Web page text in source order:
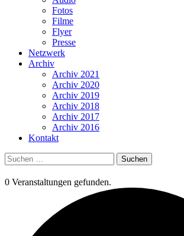
Fotos
Filme
Flyer
Presse
Netzwerk
Archiv
Archiv 2021
Archiv 2020
Archiv 2019
Archiv 2018
Archiv 2017
Archiv 2016
Kontakt
Suchen
nach:
0 Veranstaltungen gefunden.